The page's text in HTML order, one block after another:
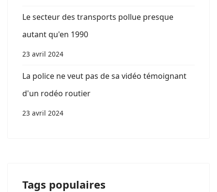
Le secteur des transports pollue presque
autant qu'en 1990
23 avril 2024
La police ne veut pas de sa vidéo témoignant
d'un rodéo routier
23 avril 2024
Tags populaires